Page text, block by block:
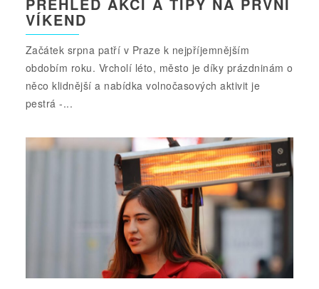
PŘEHLED AKCÍ A TIPY NA PRVNÍ
VÍKEND
Začátek srpna patří v Praze k nejpříjemnějším
obdobím roku. Vrcholí léto, město je díky prázdninám o
něco klidnější a nabídka volnočasových aktivit je
pestrá -...